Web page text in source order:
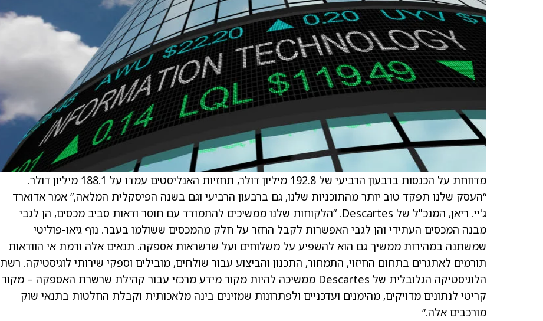
מדווחת על הכנסות ברבעון הרביעי של 192.8 מיליון דולר, תחזיות האנליסטים עמדו על 188.1 מיליון דולר.
“העסק שלנו תפקד טוב יותר מהתוכניות שלנו, גם ברבעון הרביעי וגם בשנה הפיסקלית המלאה,” אמר אדוארד
ג'יי. ריאן, המנכ"ל של Descartes. “הלקוחות שלנו ממשיכים להתמודד עם חוסר ודאות סביב מכסים, הן לגבי
מבנה המכסים העתידי והן לגבי האפשרות לקבל החזר על חלק מהמכסים ששולמו בעבר. נוף גיאו-פוליטי
שמשתנה במהירות ממשיך גם הוא להשפיע על משלוחים ועל שרשראות אספקה. תנאים אלה ורמת אי הוודאות
תורמים לאתגרים בתחום החיזוי, התמחור, התכנון והביצוע עבור שולחים, מובילים וספקי שירותי לוגיסטיקה. רשת
הלוגיסטיקה הגלובלית של Descartes ממשיכה להיות מקור מידע מרכזי עבור קהילת שרשרת האספקה – מקור
קריטי לנתונים מדויקים, מהימנים ועדכניים ולפתרונות שמזינים בינה מלאכותית וקבלת החלטות בתנאי שוק
מורכבים אלה.”